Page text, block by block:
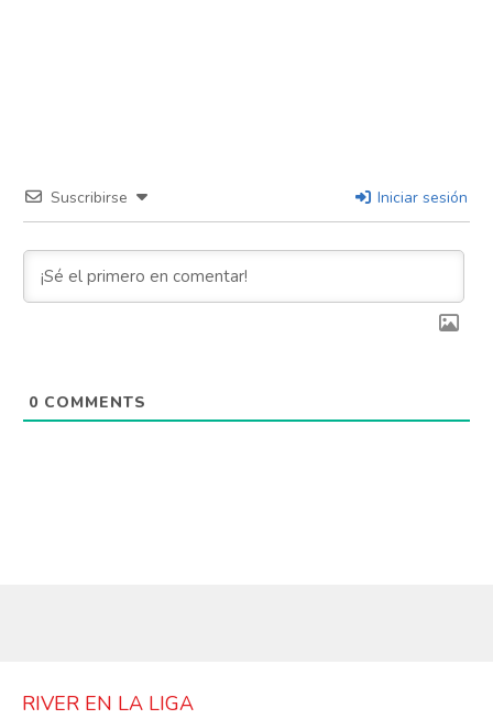
Suscribirse Iniciar sesión
0 COMMENTS
RIVER EN LA LIGA